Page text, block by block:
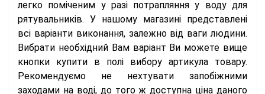
легко поміченим у разі потрапляння у воду для
рятувальників. У нашому магазині представлені
всі варіанти виконання, залежно від ваги людини.
Вибрати необхідний Вам варіант Ви можете вище
кнопки купити в полі вибору артикула товару.
Рекомендуємо не нехтувати запобіжними
заходами на воді, до того ж доступна ціна даного